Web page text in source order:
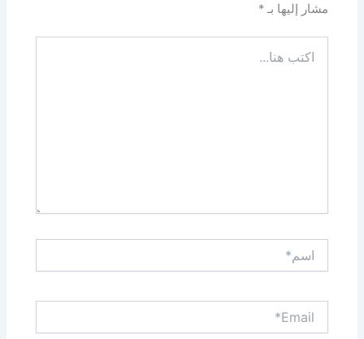
مشار إليها بـ*
هنا...